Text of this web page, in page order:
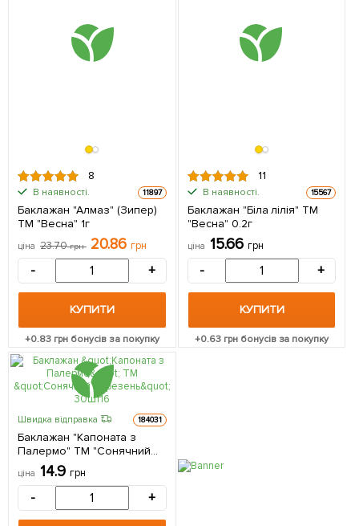
8
В наявності. 11897
Баклажан "Алмаз" (Зипер)
ТМ "Весна" 1г
ціна 23.70грн 20.86 грн
- +
КУПИТИ
+0.83 грн бонусів за покупку
11
В наявності. 15567
Баклажан "Біла лілія" ТМ
"Весна" 0.2г
ціна 15.66 грн
- +
КУПИТИ
+0.63грн бонусів за покупку
Швидка відправка 184031
Баклажан "Капоната з
Палермо" ТМ "Сонячний
березень" 30шт
ціна 14.9 грн
- +